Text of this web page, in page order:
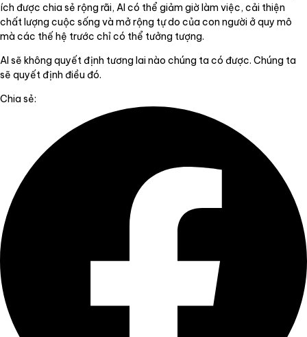
ích được chia sẻ rộng rãi, AI có thể giảm giờ làm việc, cải thiện
chất lượng cuộc sống và mở rộng tự do của con người ở quy mô
mà các thế hệ trước chỉ có thể tưởng tượng.
AI sẽ không quyết định tương lai nào chúng ta có được. Chúng ta
sẽ quyết định điều đó.
Chia sẻ: